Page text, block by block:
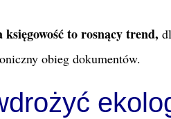
księgowość to rosnący trend,
obieg dokumentów.